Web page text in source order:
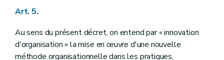
Art. 103
Art. 105
Art. 106
Chapitre VII Des subventions portant sur les partenariats internationaux
Art. 5.
Au sens du présent décret, on entend par « innovation
d'organisation » la mise en œuvre d'une nouvelle
méthode organisationnelle dans les pratiques,